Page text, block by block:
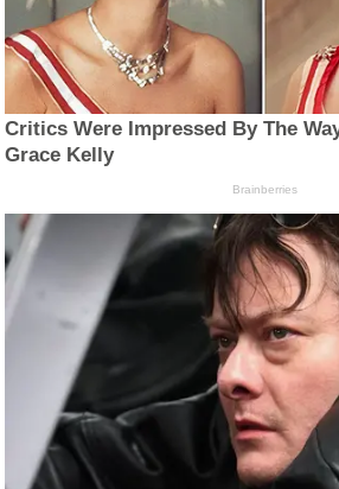
Critics Were Impressed By The
Grace Kelly
Brainberries